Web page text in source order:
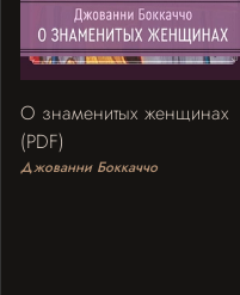
О знаменитых женщинах
(PDF)
Джованни Боккаччо